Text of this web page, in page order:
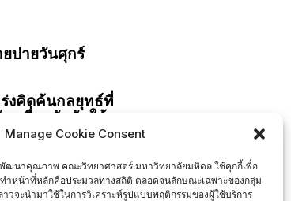
Manage Cookie Consent
พัฒนาคุณภาพ คณะวิทยาศาสตร์ มหาวิทยาลัยมหิดล ใช้คุกกี้เพื่อ
ำหน้าที่หลักคือประมวลทางสถิติ ตลอดจนลักษณะเฉพาะของกลุ่ม
วจะนำมาใช้ในการวิเคราะห์รูปแบบพฤติกรรมของผู้ใช้บริการ
บ่ายวันศุกร์
งคิดค้นกลยุทธ์ที่
เพื่อผลักดันให้
รู้ รวมถึงสุดยอด